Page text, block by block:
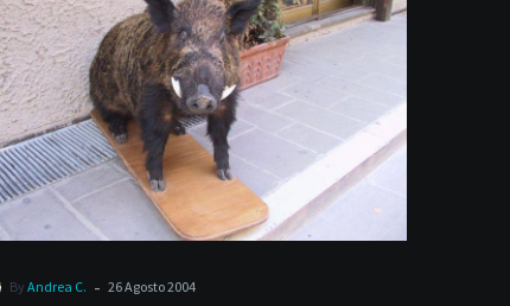
By Andrea C. - 26 Agosto 2004